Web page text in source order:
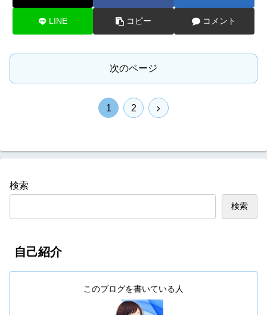
LINE コピー コメント
次のページ
1 2
次
検索
検索
自己紹介
このブログを書いている人